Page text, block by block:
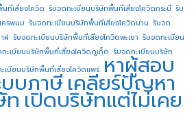
ที่เสี่ยงโควิด รับจดทะเบียนบริษัทพื้นที่เสี่ยงโควิดกระบี่ รับ
ครพนม รับจดทะเบียนบริษัทพื้นที่เสี่ยงโควิดน่าน รับจด
ฬ รับจดทะเบียนบริษัทพื้นที่เสี่ยงโควิดพะเยา รับจดทะเบียน
ทะเบียนบริษัทพื้นที่เสี่ยงโควิดภูเก็ต รับจดทะเบียนบริษัท
เบียนบริษัทพื้นที่เสี่ยงโควิดแพร่ หาผู้สอบ
บบภาษี เคลียร์ปัญหา
ทเปิดบริษัทแต่ไม่เคย